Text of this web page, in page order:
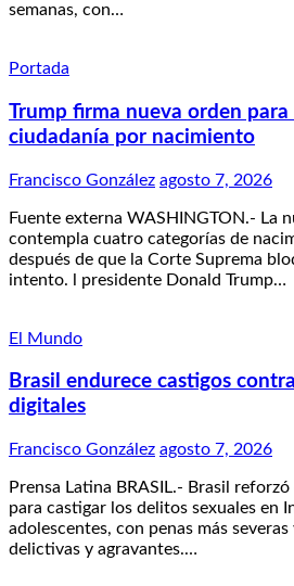
semanas, con…
Portada
Trump firma nueva orden
ciudadanía por nacimiento
Francisco González agosto 7, 2026
Fuente externa WASHINGTON.- La
contempla cuatro categorías de
después de que la Corte Suprema
intento. l presidente Donald Trump…
El Mundo
Brasil endurece castigos
digitales
Francisco González agosto 7, 2026
Prensa Latina BRASIL.- Brasil
para castigar los delitos sexuales en
adolescentes, con penas más
delictivas y agravantes.…